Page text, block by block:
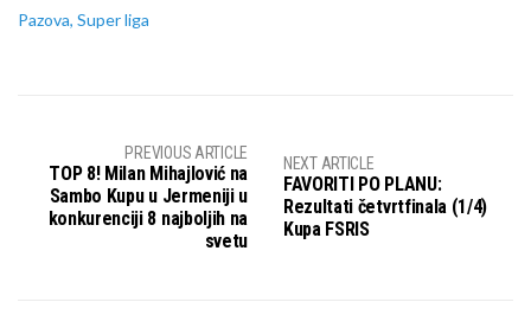
Pazova, Super liga
PREVIOUS ARTICLE
TOP 8! Milan Mihajlović na
Sambo Kupu u Jermeniji u
konkurenciji 8 najboljih na
svetu
NEXT ARTICLE
FAVORITI PO PLANU:
Rezultati četvrtfinala (1/4)
Kupa FSRIS